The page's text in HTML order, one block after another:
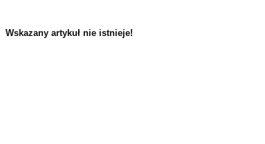
Wskazany artykuł nie istnieje!